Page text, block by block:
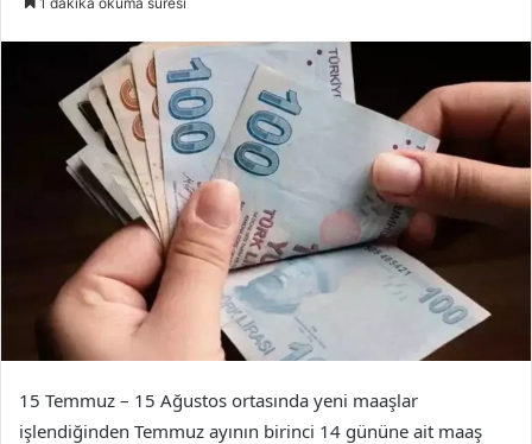
göndermek
15 Temmuz – 15 Ağustos ortasında yeni maaşlar
işlendiğinden Temmuz ayının birinci 14 gününe ait maaş